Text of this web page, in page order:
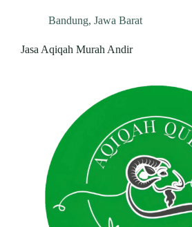
Bandung, Jawa Barat
Jasa Aqiqah Murah Andir